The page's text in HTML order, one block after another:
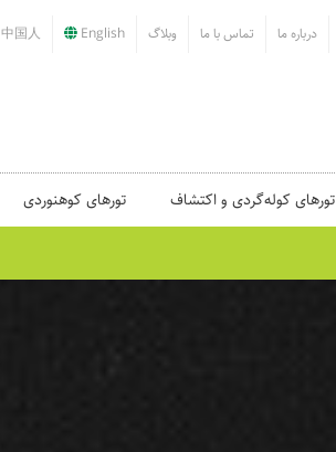
درباره ما تماس با ما وبلاگ English
中国人
تورهای کوله‌گردی و اکتشاف تورهای کوهنوردی